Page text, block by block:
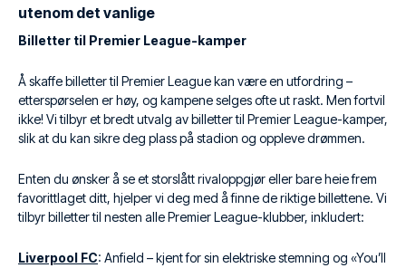
utenom det vanlige
Billetter til Premier League-kamper
Å skaffe billetter til Premier League kan være en utfordring –
etterspørselen er høy, og kampene selges ofte ut raskt. Men fortvil
ikke! Vi tilbyr et bredt utvalg av billetter til Premier League-kamper,
slik at du kan sikre deg plass på stadion og oppleve drømmen.
Enten du ønsker å se et storslått rivaloppgjør eller bare heie frem
favorittlaget ditt, hjelper vi deg med å finne de riktige billettene. Vi
tilbyr billetter til nesten alle Premier League-klubber, inkludert:
Liverpool FC: Anfield – kjent for sin elektriske stemning og «You’ll